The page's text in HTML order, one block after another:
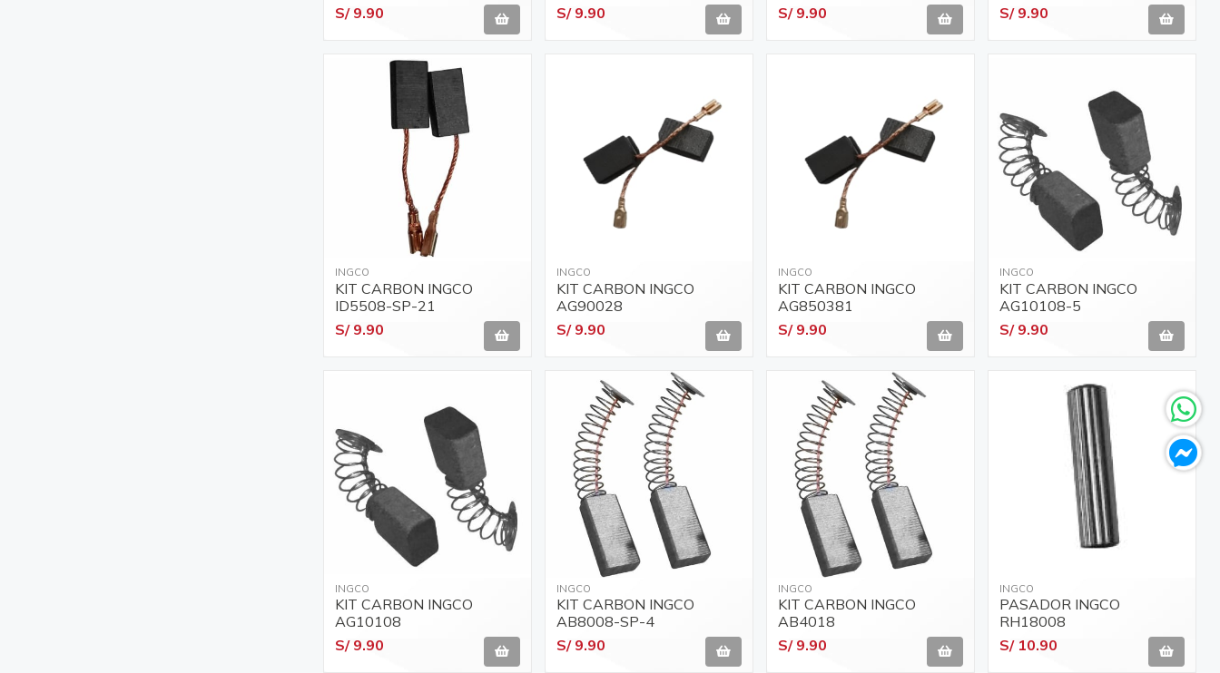
S/ 9.90
S/ 9.90
S/ 9.90
S/ 9.90
INGCO
KIT CARBON INGCO
ID5508-SP-21
S/ 9.90
INGCO
KIT CARBON INGCO
AG90028
S/ 9.90
INGCO
KIT CARBON INGCO
AG850381
S/ 9.90
INGCO
KIT CARBON INGCO
AG10108-5
S/ 9.90
INGCO
KIT CARBON INGCO
AG10108
S/ 9.90
INGCO
KIT CARBON INGCO
AB8008-SP-4
S/ 9.90
INGCO
KIT CARBON INGCO
AB4018
S/ 9.90
INGCO
PASADOR INGCO
RH18008
S/ 10.90